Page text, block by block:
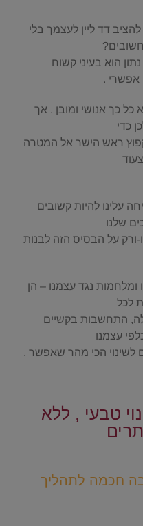
דד ליין לעצמך בלי
הוא בעיני קשוח
אפשרי .
כל כך אנושי ומובן . אך
כדי
ראש הישר אל המטרה
עלינו להיות קשובים
שלנו
ורק על הבסיס הזה לבנות
נגד עצמנו – הן
לכל
התחשבות בקשיים
עצמנו
לשינוי הכי מהר שאפשר .
טבעי , ללא
חכמה לתהליך